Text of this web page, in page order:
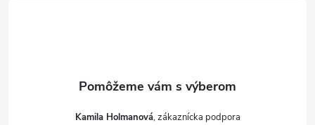
Kamila Holmanová